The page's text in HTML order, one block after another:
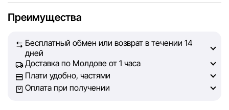
наших покупателей. Каждый день мы работаем над тем,
на сайте, была максимально полной, объективной и
актуальной. Наша цель — обеспечить вас достоверной
информацией, чтобы вы смогли принять лучшее
решение о покупке.
Преимущества
Бесплатный обмен или возврат в течении 14
дней
Доставка по Молдове от 1 часа
Плати удобно, частями
Оплата при получении